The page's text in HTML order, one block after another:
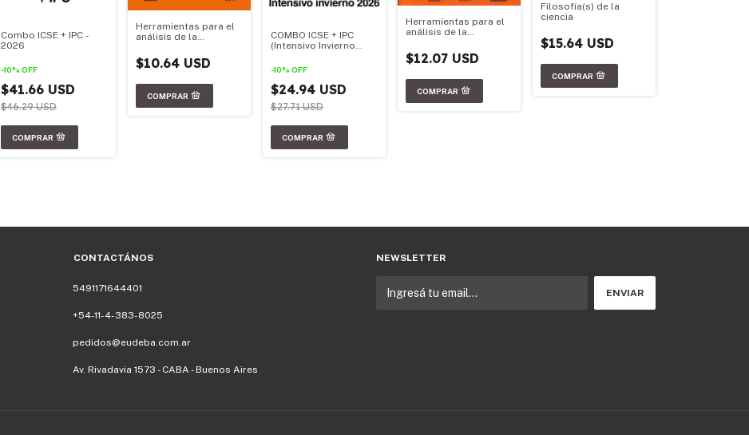
Combo ICSE + IPC -
2026
-10% OFF
$41.66 USD
$46.29 USD
Herramientas para el
análisis de la
Ed. 2017
$10.64 USD
COMBO ICSE + IPC
(Intensivo Invierno
-10% OFF
$24.94 USD
$27.71 USD
Herramientas para el
análisis de la
$12.07 USD
Filosofía(s) de la
ciencia
$15.64 USD
CONTACTÁNOS
5491171644401
+54-11-4-383-8025
pedidos@eudeba.com.ar
Av. Rivadavia 1573 - CABA - Buenos Aires
NEWSLETTER